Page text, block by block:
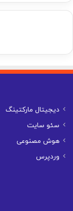
دیجیتال مارکتینگ
سئو سایت
هوش مصنوعی
وردپرس